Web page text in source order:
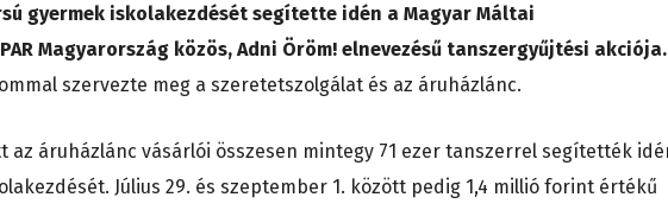
gyermek iskolakezdését segítette idén a Magyar Máltai
Magyarország közös, Adni Öröm! elnevezésű tanszergyűjtési akciója.
szervezte meg a szeretetszolgálat és az áruházlánc.
az áruházlánc vásárlói összesen mintegy 71 ezer tanszerrel segítették
Július 29. és szeptember 1. között pedig 1,4 millió forint értékű